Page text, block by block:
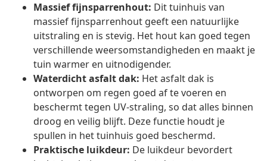
Massief fijnsparrenhout: Dit tuinhuis van
massief fijnsparrenhout geeft een natuurlijke
uitstraling en is stevig. Het hout kan goed tegen
verschillende weersomstandigheden en maakt je
tuin warmer en uitnodigender.
Waterdicht asfalt dak: Het asfalt dak is
ontworpen om regen goed af te voeren en
beschermt tegen UV-straling, so dat alles binnen
droog en veilig blijft. Deze functie houdt je
spullen in het tuinhuis goed beschermd.
Praktische luikdeur: De luikdeur bevordert